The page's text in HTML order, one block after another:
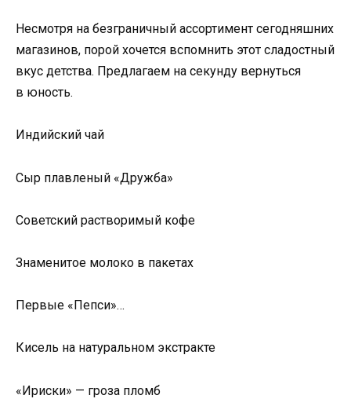
Несмотря на безграничный ассортимент сегодняшних
магазинов, порой хочется вспомнить этот сладостный
вкус детства. Предлагаем на секунду вернуться
в юность.
Индийский чай
Сыр плавленый «Дружба»
Советский растворимый кофе
Знаменитое молоко в пакетах
Первые «Пепси»…
Кисель на натуральном экстракте
«Ириски» — гроза пломб